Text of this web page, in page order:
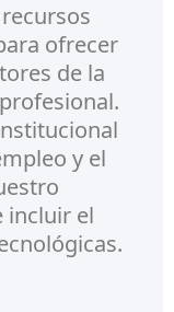
ofrecer
de la
y el
incluir el